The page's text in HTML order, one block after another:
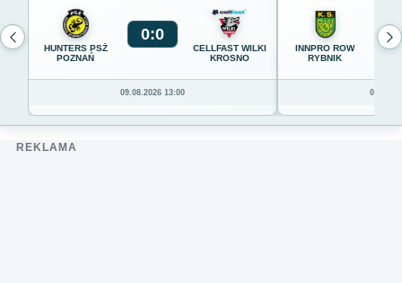
HUNTERS PSŻ
POZNAŃ
0:0
CELLFAST WILKI
KROSNO
09.08.2026 13:00
INNPRO ROW
RYBNIK
0
REKLAMA